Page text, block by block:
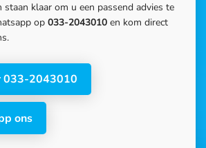
staan klaar om u een passend advies te
op 033-2043010 en kom direct
033-2043010
ons